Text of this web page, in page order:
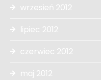
wrzesień 2012
lipiec 2012
czerwiec 2012
maj 2012